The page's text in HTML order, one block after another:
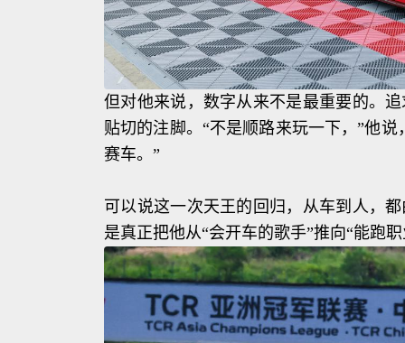
但对他来说，数字从来不是最重要的。
贴切的注脚。“不是顺路来玩一下，”他
赛车。”
可以说这一次天王的回归，从车到人，
是真正把他从“会开车的歌手”推向“能跑